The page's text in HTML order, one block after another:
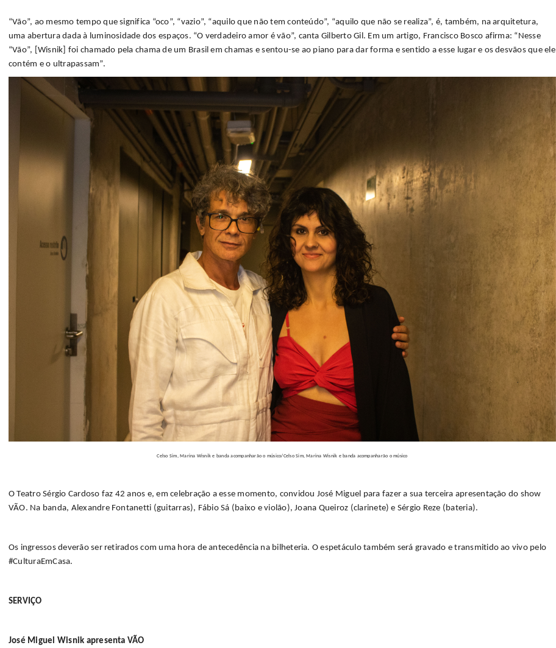
“Vão”, ao mesmo tempo que significa “oco”, “vazio”, “aquilo que não tem conteúdo”, “aquilo que não se realiza”, é, também, na arquitetura,
uma abertura dada à luminosidade dos espaços. “O verdadeiro amor é vão”, canta Gilberto Gil. Em um artigo, Francisco Bosco afirma: “Nesse
“Vão”, [Wisnik] foi chamado pela chama de um Brasil em chamas e sentou-se ao piano para dar forma e sentido a esse lugar e os desvãos que ele
contém e o ultrapassam”.
Celso Sim, Marina Wisnik e banda acompanharão o músico/Celso Sim, Marina Wisnik e banda acompanharão o músico
O Teatro Sérgio Cardoso faz 42 anos e, em celebração a esse momento, convidou José Miguel para fazer a sua terceira apresentação do show
VÃO. Na banda, Alexandre Fontanetti (guitarras), Fábio Sá (baixo e violão), Joana Queiroz (clarinete) e Sérgio Reze (bateria).
Os ingressos deverão ser retirados com uma hora de antecedência na bilheteria. O espetáculo também será gravado e transmitido ao vivo pelo
#CulturaEmCasa.
SERVIÇO
José Miguel Wisnik apresenta VÃO